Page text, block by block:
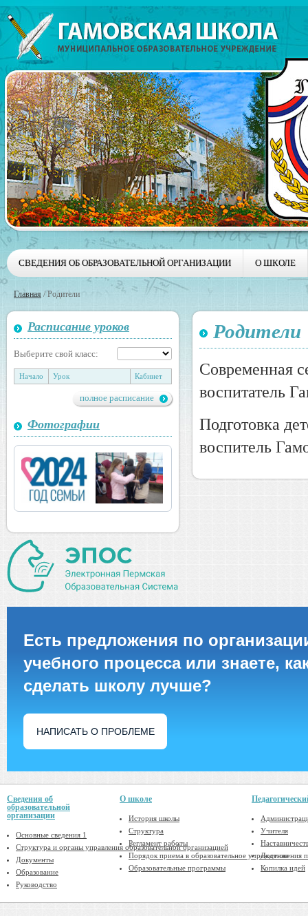
СВЕДЕНИЯ ОБ ОБРАЗОВАТЕЛЬНОЙ ОРГАНИЗАЦИИ О ШКОЛЕ
Главная /Родители
Расписание уроков
Выберите свой класс:
Начало Урок Кабинет
полное расписание
Фотографии
Родители
Современная
воспитатель
Подготовка
воспитель
Есть предложения по
учебного процесса или знаете,
сделать школу лучше?
НАПИСАТЬ О ПРОБЛЕМЕ
Сведения об
образовательной
организации
Основные сведения 1
Структура и органы управления образовательной организацией
Документы
Образование
Руководство
О школе
История школы
Структура
Регламент работы
Порядок приема в образовательное учреждение
Образовательные программы
Учителя
Достижения
Копилка идей